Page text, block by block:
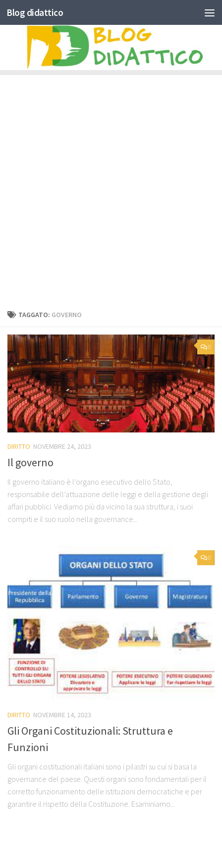
Skip to content
Blog didattico
TAGGATO: GOVERNO
0
DIRITTO NOVEMBRE 24, 2023
Il governo
Il governo italiano è l’organo esecutivo dello Stato,
responsabile dell’attuazione delle leggi e della gestione degli
affari pubblici. Vediamo più da vicino la sua struttura, i suoi
compiti e il suo ruolo nella governance...
0
DIRITTO NOVEMBRE 14, 2023
Gli Organi Costituzionali: Struttura e
Funzioni
Gli organi costituzionali italiani sono i pilastri su cui si basa la
governance del paese. Questi organi sono fondamentali per il
corretto funzionamento delle istituzioni democratiche e per
garantire il rispetto della Costituzione. Esaminiamo...